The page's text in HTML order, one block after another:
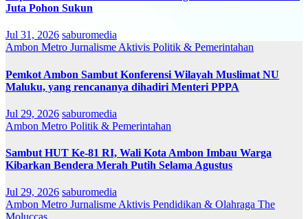
Juta Pohon Sukun
Jul 31, 2026 saburomedia
Ambon Metro Jurnalisme Aktivis Politik & Pemerintahan
Pemkot Ambon Sambut Konferensi Wilayah Muslimat NU
Maluku, yang rencananya dihadiri Menteri PPPA
Jul 29, 2026 saburomedia
Ambon Metro Politik & Pemerintahan
Sambut HUT Ke-81 RI, Wali Kota Ambon Imbau Warga
Kibarkan Bendera Merah Putih Selama Agustus
Jul 29, 2026 saburomedia
Ambon Metro Jurnalisme Aktivis Pendidikan & Olahraga The